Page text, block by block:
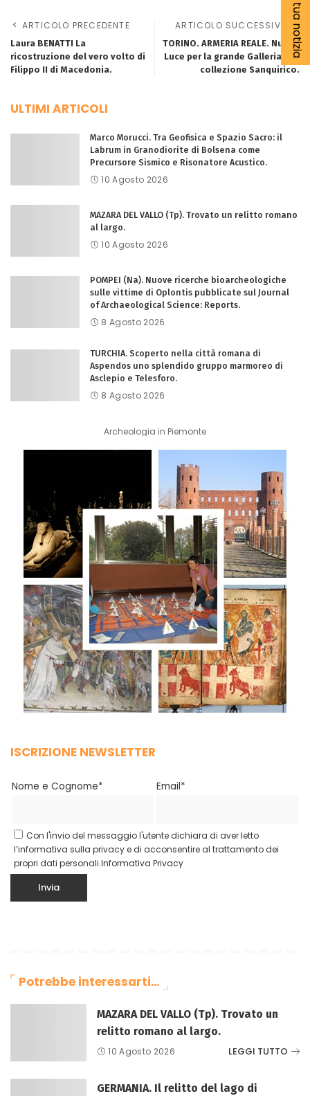
ARTICOLO PRECEDENTE
Laura BENATTI La
ricostruzione del vero volto di
Filippo II di Macedonia.
ARTICOLO SUCCESSIVO
TORINO. ARMERIA REALE. Nuova
Luce per la grande Galleria e la
collezione Sanquirico.
ULTIMI ARTICOLI
Marco Morucci. Tra Geofisica e Spazio Sacro: il
Labrum in Granodiorite di Bolsena come
Precursore Sismico e Risonatore Acustico.
10 Agosto 2026
MAZARA DEL VALLO (Tp). Trovato un relitto romano
al largo.
10 Agosto 2026
POMPEI (Na). Nuove ricerche bioarcheologiche
sulle vittime di Oplontis pubblicate sul Journal
of Archaeological Science: Reports.
8 Agosto 2026
TURCHIA. Scoperto nella città romana di
Aspendos uno splendido gruppo marmoreo di
Asclepio e Telesforo.
8 Agosto 2026
Archeologia in Piemonte
ISCRIZIONE NEWSLETTER
Nome e Cognome* Email*
Con l'invio del messaggio l'utente dichiara di aver letto
l’informativa sulla privacy e di acconsentire al trattamento dei
propri dati personali.Informativa Privacy
Potrebbe interessarti…
MAZARA DEL VALLO (Tp). Trovato un
relitto romano al largo.
10 Agosto 2026 LEGGI TUTTO
GERMANIA. Il relitto del lago di